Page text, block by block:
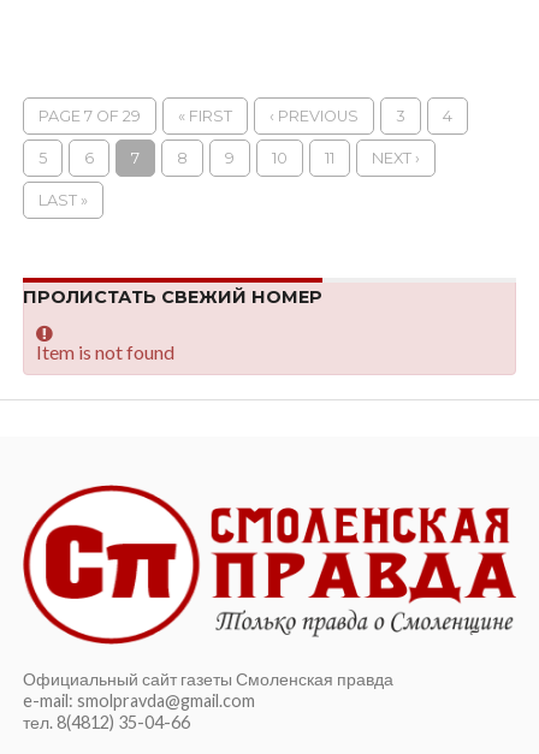
PAGE 7 OF 29 « FIRST ‹ PREVIOUS 3 4
5 6 7 8 9 10 11 NEXT ›
LAST »
ПРОЛИСТАТЬ СВЕЖИЙ НОМЕР
Item is not found
Официальный сайт газеты Смоленская правда
e-mail: smolpravda@gmail.com
тел. 8(4812) 35-04-66